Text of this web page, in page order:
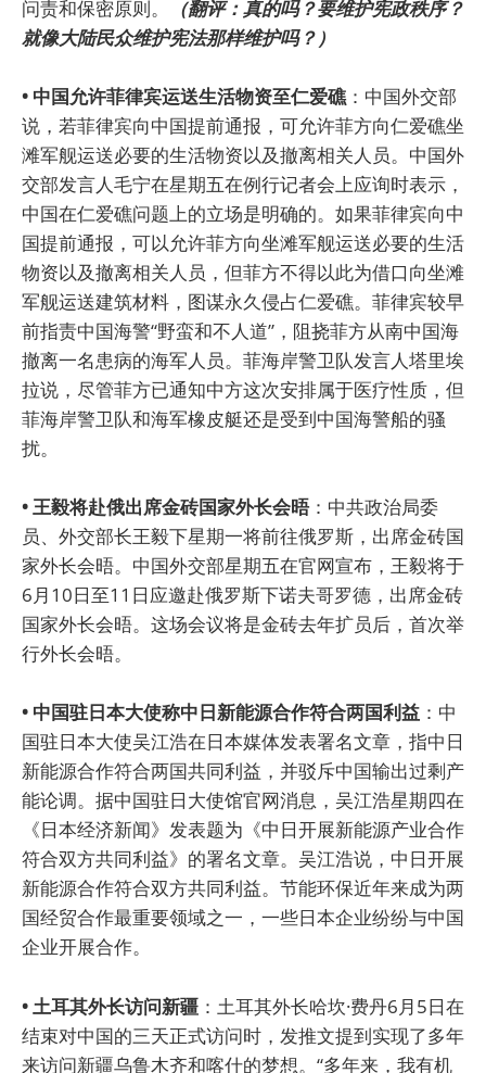
问责和保密原则。
（翻评：真的吗？要维护宪政秩序？
就像大陆民众维护宪法那样维护吗？）
• 中国允许菲律宾运送生活物资至仁爱礁：中国外交部
说，若菲律宾向中国提前通报，可允许菲方向仁爱礁坐
滩军舰运送必要的生活物资以及撤离相关人员。中国外
交部发言人毛宁在星期五在例行记者会上应询时表示，
中国在仁爱礁问题上的立场是明确的。如果菲律宾向中
国提前通报，可以允许菲方向坐滩军舰运送必要的生活
物资以及撤离相关人员，但菲方不得以此为借口向坐滩
军舰运送建筑材料，图谋永久侵占仁爱礁。菲律宾较早
前指责中国海警“野蛮和不人道”，阻挠菲方从南中国海
撤离一名患病的海军人员。菲海岸警卫队发言人塔里埃
拉说，尽管菲方已通知中方这次安排属于医疗性质，但
菲海岸警卫队和海军橡皮艇还是受到中国海警船的骚
扰。
• 王毅将赴俄出席金砖国家外长会晤：中共政治局委
员、外交部长王毅下星期一将前往俄罗斯，出席金砖国
家外长会晤。中国外交部星期五在官网宣布，王毅将于
6月10日至11日应邀赴俄罗斯下诺夫哥罗德，出席金砖
国家外长会晤。这场会议将是金砖去年扩员后，首次举
行外长会晤。
• 中国驻日本大使称中日新能源合作符合两国利益 ：中
国驻日本大使吴江浩在日本媒体发表署名文章，指中日
新能源合作符合两国共同利益，并驳斥中国输出过剩产
能论调。据中国驻日大使馆官网消息，吴江浩星期四在
《日本经济新闻》发表题为《中日开展新能源产业合作
符合双方共同利益》的署名文章。吴江浩说，中日开展
新能源合作符合双方共同利益。节能环保近年来成为两
国经贸合作最重要领域之一，一些日本企业纷纷与中国
企业开展合作。
• 土耳其外长访问新疆 ：土耳其外长哈坎·费丹6月5日在
结束对中国的三天正式访问时，发推文提到实现了多年
来访问新疆乌鲁木齐和喀什的梦想。“多年来，我有机